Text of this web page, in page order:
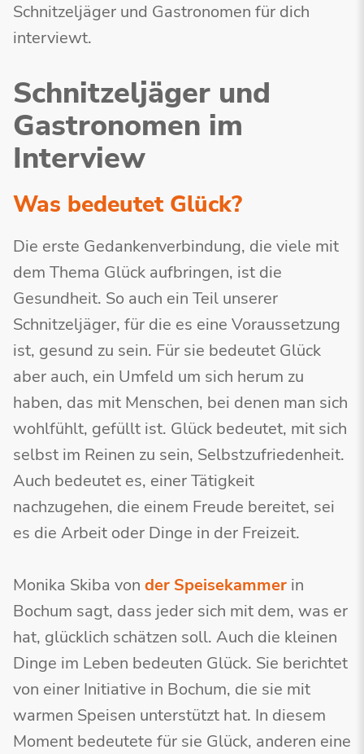
Schnitzeljäger und Gastronomen für dich
interviewt.
Schnitzeljäger und
Gastronomen im
Interview
Was bedeutet Glück?
Die erste Gedankenverbindung, die viele mit
dem Thema Glück aufbringen, ist die
Gesundheit. So auch ein Teil unserer
Schnitzeljäger, für die es eine Voraussetzung
ist, gesund zu sein. Für sie bedeutet Glück
aber auch, ein Umfeld um sich herum zu
haben, das mit Menschen, bei denen man sich
wohlfühlt, gefüllt ist. Glück bedeutet, mit sich
selbst im Reinen zu sein, Selbstzufriedenheit.
Auch bedeutet es, einer Tätigkeit
nachzugehen, die einem Freude bereitet, sei
es die Arbeit oder Dinge in der Freizeit.
Monika Skiba von der Speisekammer in
Bochum sagt, dass jeder sich mit dem, was er
hat, glücklich schätzen soll. Auch die kleinen
Dinge im Leben bedeuten Glück. Sie berichtet
von einer Initiative in Bochum, die sie mit
warmen Speisen unterstützt hat. In diesem
Moment bedeutete für sie Glück, anderen eine